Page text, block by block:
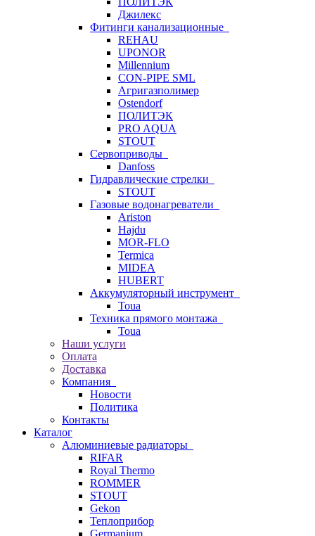
Джилекс
Фитинги канализационные
REHAU
UPONOR
Millennium
CON-PIPE SML
Агригазполимер
Ostendorf
ПОЛИТЭК
PRO AQUA
STOUT
Сервоприводы
Danfoss
Гидравлические стрелки
STOUT
Газовые водонагреватели
Ariston
Hajdu
MOR-FLO
Termica
MIDEA
HUBERT
Аккумуляторный инструмент
Toua
Техника прямого монтажа
Toua
Наши услуги
Оплата
Доставка
Компания
Новости
Политика
Контакты
Каталог
Алюминиевые радиаторы
RIFAR
Royal Thermo
ROMMER
STOUT
Gekon
Теплоприбор
Germanium